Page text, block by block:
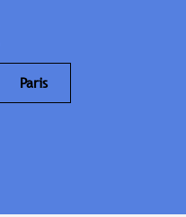
Paris